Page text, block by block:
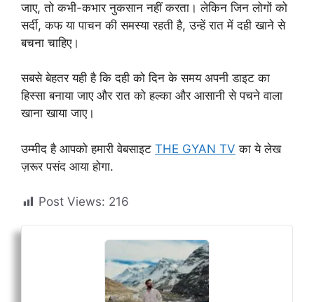
जाए, तो कभी-कभार नुकसान नहीं करता। लेकिन जिन लोगों को
सर्दी, कफ या पाचन की समस्या रहती है, उन्हें रात में दही खाने से
बचना चाहिए।
सबसे बेहतर यही है कि दही को दिन के समय अपनी डाइट का
हिस्सा बनाया जाए और रात को हल्का और आसानी से पचने वाला
खाना खाया जाए।
उम्मीद है आपको हमारी वेबसाइट THE GYAN TV का ये लेख
ज़रूर पसंद आया होगा.
Post Views: 216